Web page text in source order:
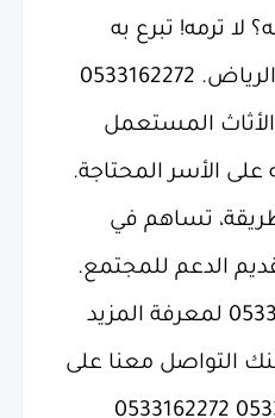
لا ترمه! تبرع به
لجمعيتنا الخيرية في الرياض. 0533162272
المستعمل
على الأسر المحتاجة.
الطريقة، تساهم في
الدعم للمجتمع.
اتصل بنا على 0533162272 لمعرفة المزيد
التواصل معنا على
الرقم التالي : 0533162272 0533162272